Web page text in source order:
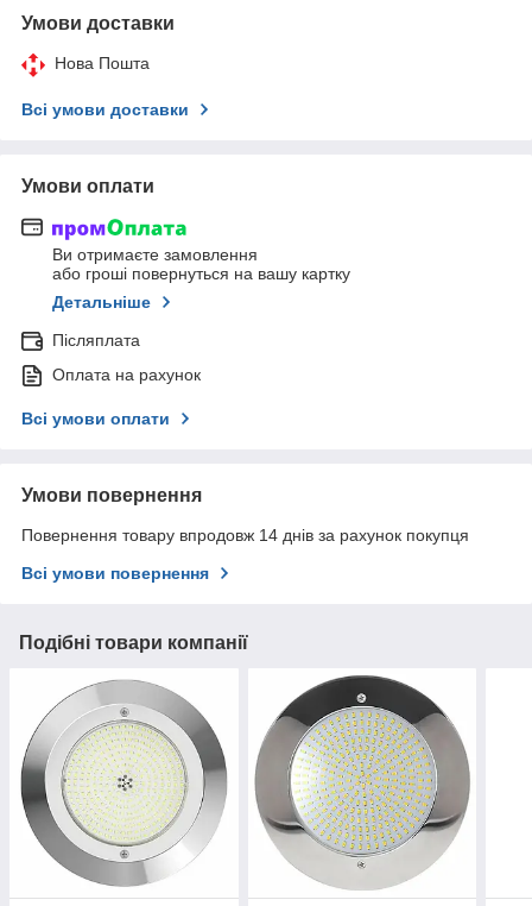
Умови доставки
Нова Пошта
Всі умови доставки
Умови оплати
Ви отримаєте замовлення
або гроші повернуться на вашу картку
Детальніше
Післяплата
Оплата на рахунок
Всі умови оплати
Умови повернення
Повернення товару впродовж 14 днів за рахунок покупця
Всі умови повернення
Подібні товари компанії